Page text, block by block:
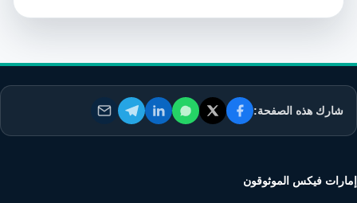
شارك هذه الصفحة:
إمارات فيكس الموثوقون